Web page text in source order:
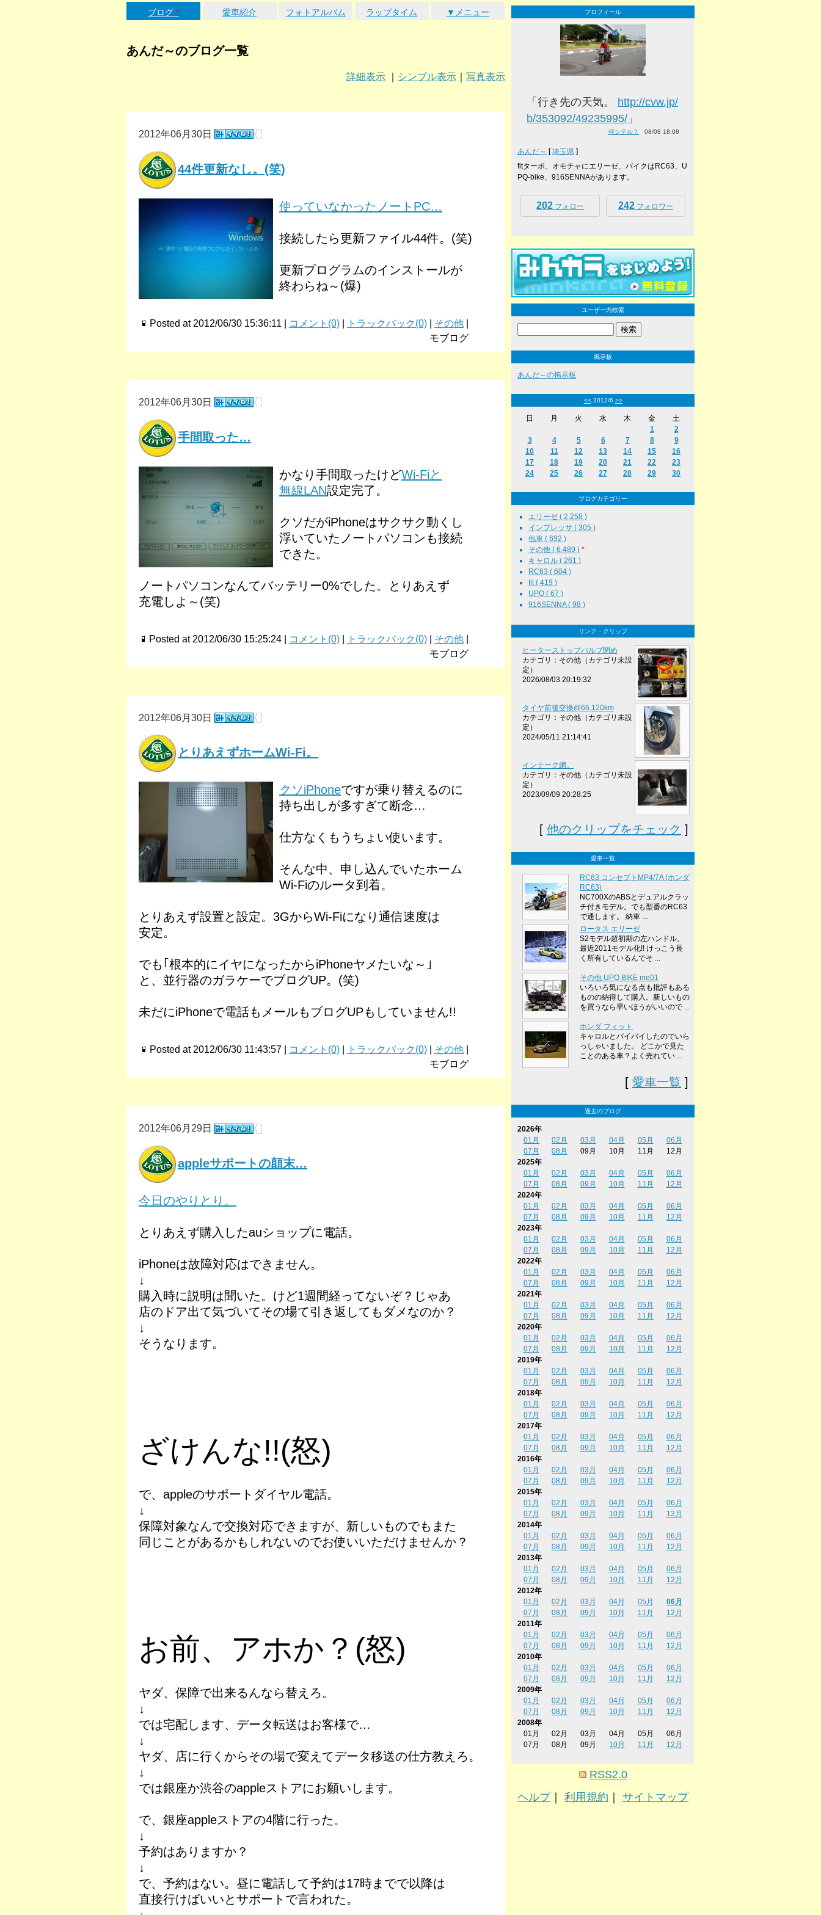
ブログ* 愛車紹介 フォトアルバム ラップタイム ▼メニュー
あんだ～のブログ一覧
詳細表示 シンプル表示 写真表示
2012年06月30日
44件更新なし。(笑)
使っていなかったノートPC…
接続したら更新ファイル44件。(笑)
更新プログラムのインストールが
終わらね～(爆)
Posted at 2012/06/30 15:36:11 | コメント(0) トラックバック(0) その他
モブログ
2012年06月30日
手間取った…
かなり手間取ったけどWi-Fiと
無線LAN設定完了。
クソだがiPhoneはサクサク動くし
浮いていたノートパソコンも接続
できた。
ノートパソコンなんてバッテリー0%でした。とりあえず
充電しよ～(笑)
Posted at 2012/06/30 15:25:24 | コメント(0) トラックバック(0) その他
モブログ
2012年06月30日
とりあえずホームWi-Fi。
クソiPhoneですが乗り替えるのに
持ち出しが多すぎて断念…
仕方なくもうちょい使います。
そんな中、申し込んでいたホーム
Wi-Fiのルータ到着。
とりあえず設置と設定。3GからWi-Fiになり通信速度は
安定。
でも｢根本的にイヤになったからiPhoneヤメたいな～｣
と、並行器のガラケーでブログUP。(笑)
未だにiPhoneで電話もメールもブログUPもしていません!!
Posted at 2012/06/30 11:43:57 | コメント(0) トラックバック(0) その他
モブログ
2012年06月29日
appleサポートの顛末…
今日のやりとり。
とりあえず購入したauショップに電話。
iPhoneは故障対応はできません。
↓
購入時に説明は聞いた。けど1週間経ってないぞ？じゃあ
店のドア出て気づいてその場て引き返してもダメなのか？
↓
そうなります。
ざけんな!!(怒)
で、appleのサポートダイヤル電話。
↓
保障対象なんで交換対応できますが、新しいものでもまた
同じことがあるかもしれないのでお使いいただけませんか？
お前、アホか？(怒)
ヤダ、保障で出来るんなら替えろ。
↓
では宅配します、データ転送はお客様で…
↓
ヤダ、店に行くからその場で変えてデータ移送の仕方教えろ。
↓
では銀座か渋谷のappleストアにお願いします。
で、銀座appleストアの4階に行った。
↓
予約はありますか？
↓
で、予約はない。昼に電話して予約は17時までで以降は
直接行けばいいとサポートで言われた。
プロフィール
「行き先の天気。 http://cvw.jp/
b/353092/49235995/ 」
何シテル？ 08/08 18:08
あんだ～ [埼玉県 ]
fitターボ、オモチャにエリーゼ、バイクはRC63、U
PQ-bike、916SENNAがあります。
202 フォロー 242 フォロワー
ユーザー内検索
掲示板
あんだ～の掲示板
<<2012/6 >>
日 月 火 水 木 金
土
1
2
3
4 5 6 7 8
9
10
11 12 13 14 15
16
17
18 19 20 21 22
23
24
25 26 27 28 29 30
ブログカテゴリー
エリーゼ ( 2,258 )
インプレッサ ( 305 )
他車 ( 692 )
その他 ( 6,489 ) *
キャロル ( 261 )
RC63 ( 604 )
fit ( 419 )
UPQ ( 67 )
916SENNA ( 98 )
リンク・クリップ
ヒーターストップバルブ閉め
カテゴリ：その他（カテゴリ未設
定）
2026/08/03 20:19:32
タイヤ前後交換@66,120km
カテゴリ：その他（カテゴリ未設
定）
2024/05/11 21:14:41
インテーク網。
カテゴリ：その他（カテゴリ未設
定）
2023/09/09 20:28:25
[ 他のクリップをチェック ]
愛車一覧
RC63 コンセプトMP4/7A (ホンダ
RC63)
NC700XのABSとデュアルクラッ
チ付きモデル。でも型番のRC63
で通します。 納車 ...
ロータス エリーゼ
S2モデル超初期の左ハンドル。
最近2011モデル化!! けっこう長
く所有しているんでそ ...
その他 UPQ BIKE me01
いろいろ気になる点も批評もある
ものの納得して購入。新しいもの
を買うなら早いほうがいいので ...
ホンダ フィット
キャロルとバイバイしたのでいら
っしゃいました。 どこかで見た
ことのある車？よく売れてい ...
[ 愛車一覧 ]
過去のブログ
2026年
01月
02月 03月 04月 05月
06月
07月
08月 09月 10月 11月
12月
2025年
01月
02月 03月 04月 05月
06月
07月
08月 09月 10月 11月
12月
2024年
01月
02月 03月 04月 05月
06月
07月
08月 09月 10月 11月
12月
2023年
01月
02月 03月 04月 05月
06月
07月
08月 09月 10月 11月
12月
2022年
01月
02月 03月 04月 05月
06月
07月
08月 09月 10月 11月
12月
2021年
01月
02月 03月 04月 05月
06月
07月
08月 09月 10月 11月
12月
2020年
01月
02月 03月 04月 05月
06月
07月
08月 09月 10月 11月
12月
2019年
01月
02月 03月 04月 05月
06月
07月
08月 09月 10月 11月
12月
2018年
01月
02月 03月 04月 05月
06月
07月
08月 09月 10月 11月
12月
2017年
01月
02月 03月 04月 05月
06月
07月
08月 09月 10月 11月
12月
2016年
01月
02月 03月 04月 05月
06月
07月
08月 09月 10月 11月
12月
2015年
01月
02月 03月 04月 05月
06月
07月
08月 09月 10月 11月
12月
2014年
01月
02月 03月 04月 05月
06月
07月
08月 09月 10月 11月
12月
2013年
01月
02月 03月 04月 05月
06月
07月
08月 09月 10月 11月
12月
2012年
01月
02月 03月 04月 05月
06月
07月
08月 09月 10月 11月
12月
2011年
01月
02月 03月 04月 05月
06月
07月
08月 09月 10月 11月
12月
2010年
01月
02月 03月 04月 05月
06月
07月
08月 09月 10月 11月
12月
2009年
01月
02月 03月 04月 05月
06月
07月
08月 09月 10月 11月
12月
2008年
01月
02月 03月 04月 05月
06月
07月
08月 09月 10月 11月 12月
RSS2.0
ヘルプ｜ 利用規約 サイトマップ